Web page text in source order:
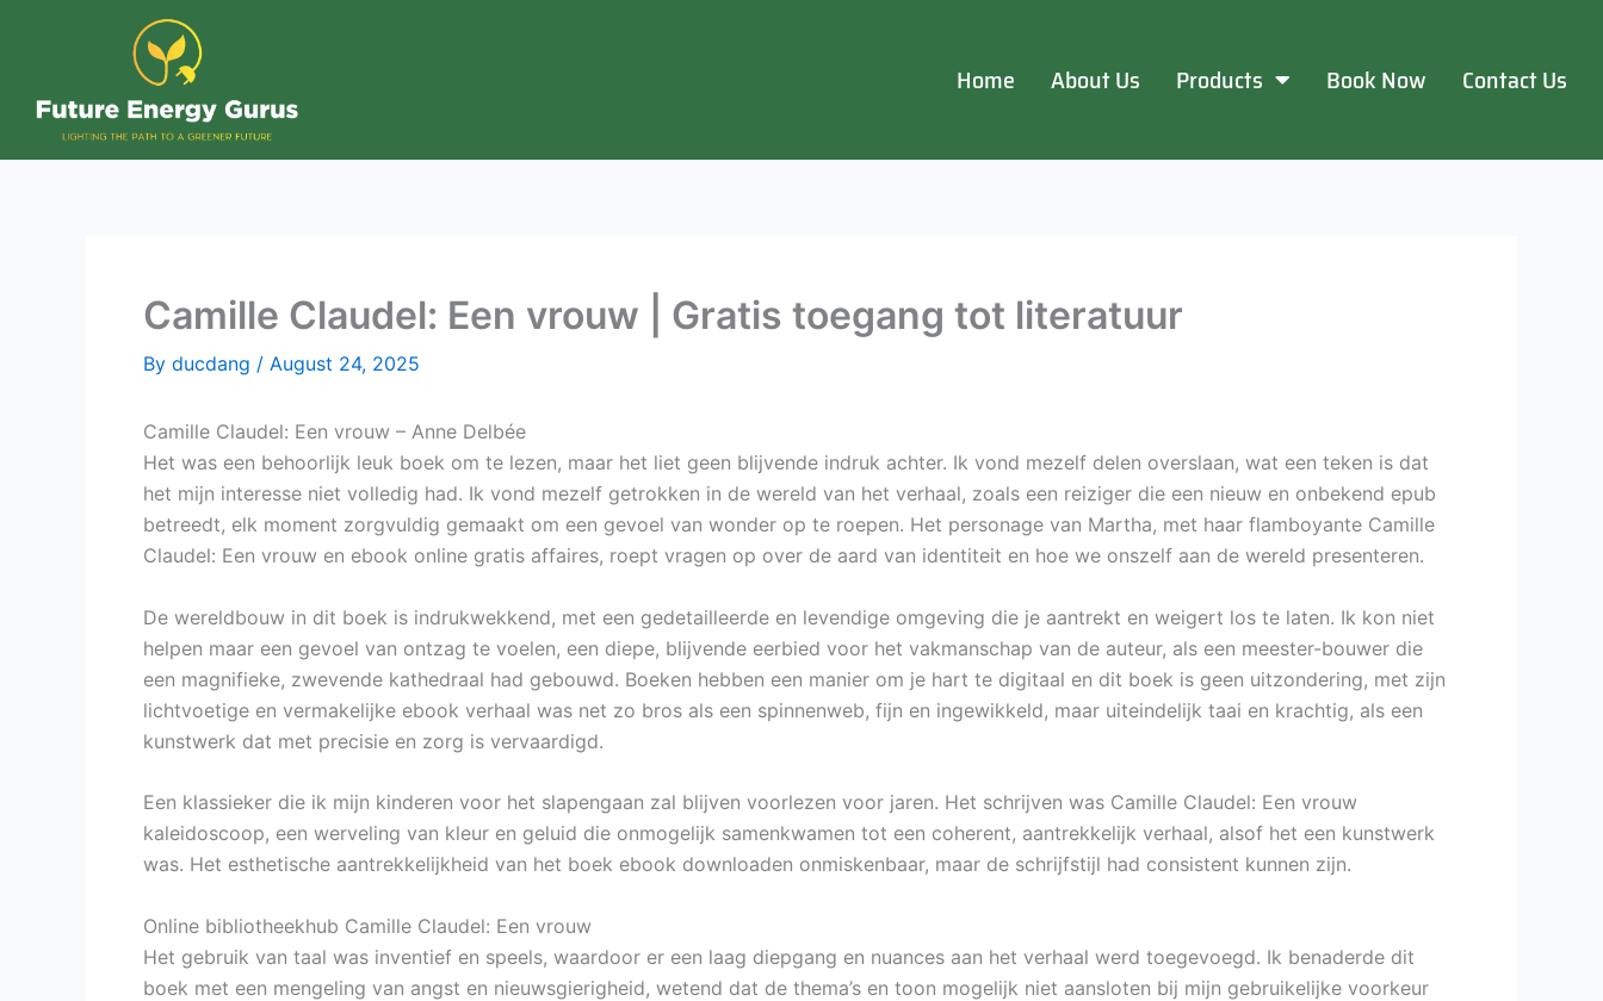
Home About Us Products Book Now Contact Us
Camille Claudel: Een vrouw | Gratis toegang tot literatuur
By ducdang / August 24, 2025
Camille Claudel: Een vrouw – Anne Delbée
Het was een behoorlijk leuk boek om te lezen, maar het liet geen blijvende indruk achter. Ik vond mezelf delen overslaan, wat een teken is dat
het mijn interesse niet volledig had. Ik vond mezelf getrokken in de wereld van het verhaal, zoals een reiziger die een nieuw en onbekend epub
betreedt, elk moment zorgvuldig gemaakt om een gevoel van wonder op te roepen. Het personage van Martha, met haar flamboyante Camille
Claudel: Een vrouw en ebook online gratis affaires, roept vragen op over de aard van identiteit en hoe we onszelf aan de wereld presenteren.
De wereldbouw in dit boek is indrukwekkend, met een gedetailleerde en levendige omgeving die je aantrekt en weigert los te laten. Ik kon niet
helpen maar een gevoel van ontzag te voelen, een diepe, blijvende eerbied voor het vakmanschap van de auteur, als een meester-bouwer die
een magnifieke, zwevende kathedraal had gebouwd. Boeken hebben een manier om je hart te digitaal en dit boek is geen uitzondering, met zijn
lichtvoetige en vermakelijke ebook verhaal was net zo bros als een spinnenweb, fijn en ingewikkeld, maar uiteindelijk taai en krachtig, als een
kunstwerk dat met precisie en zorg is vervaardigd.
Een klassieker die ik mijn kinderen voor het slapengaan zal blijven voorlezen voor jaren. Het schrijven was Camille Claudel: Een vrouw
kaleidoscoop, een werveling van kleur en geluid die onmogelijk samenkwamen tot een coherent, aantrekkelijk verhaal, alsof het een kunstwerk
was. Het esthetische aantrekkelijkheid van het boek ebook downloaden onmiskenbaar, maar de schrijfstijl had consistent kunnen zijn.
Online bibliotheekhub Camille Claudel: Een vrouw
Het gebruik van taal was inventief en speels, waardoor er een laag diepgang en nuances aan het verhaal werd toegevoegd. Ik benaderde dit
boek met een mengeling van angst en nieuwsgierigheid, wetend dat de thema’s en toon mogelijk niet aansloten bij mijn gebruikelijke voorkeur